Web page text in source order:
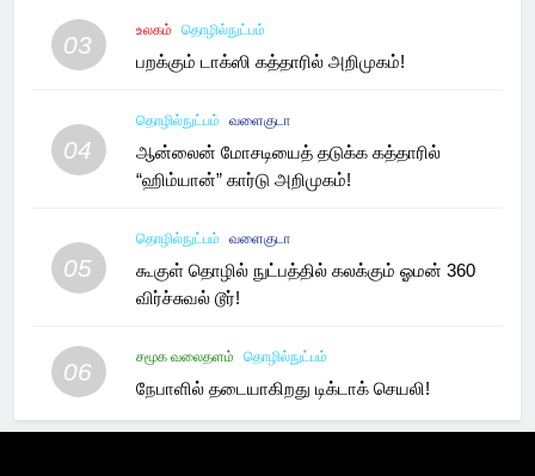
03
உலகம் தொழில்நுட்பம்
பறக்கும் டாக்ஸி கத்தாரில் அறிமுகம்!
04
தொழில்நுட்பம் வளைகுடா
ஆன்லைன் மோசடியைத் தடுக்க கத்தாரில்
“ஹிம்யான்” கார்டு அறிமுகம்!
05
தொழில்நுட்பம் வளைகுடா
கூகுள் தொழில் நுட்பத்தில் கலக்கும் ஓமன் 360
விர்ச்சுவல் டூர்!
06
சமூக வலைதளம் தொழில்நுட்பம்
நேபாளில் தடையாகிறது டிக்டாக் செயலி!